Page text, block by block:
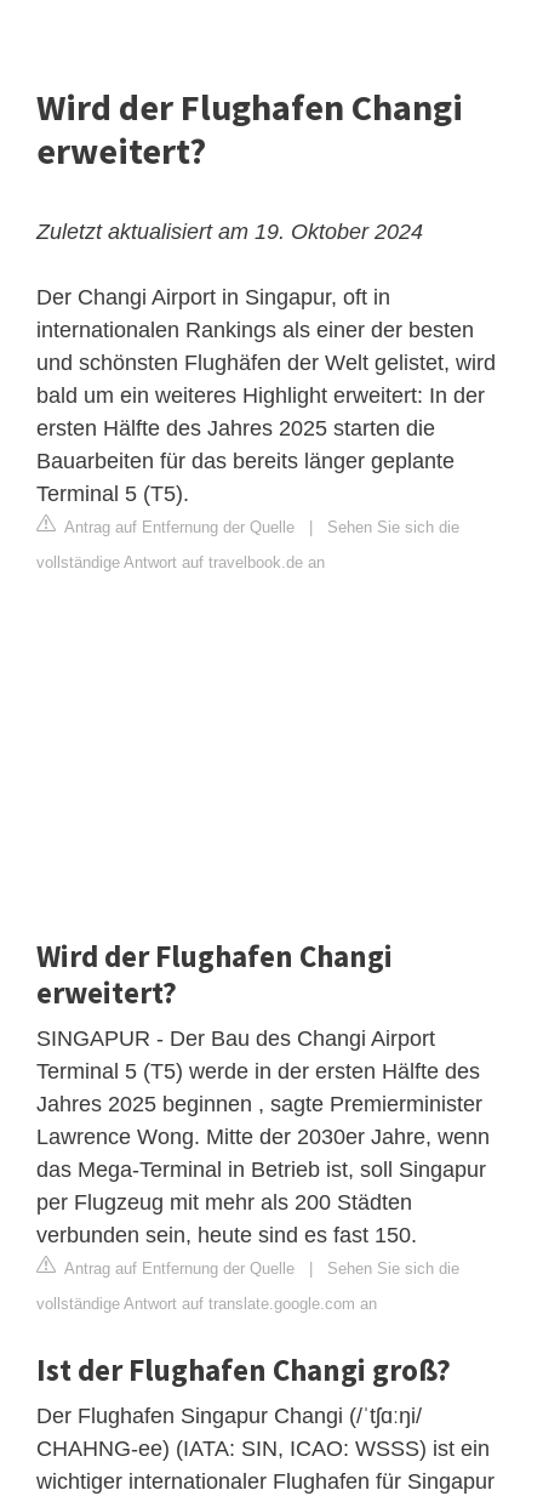
Wird der Flughafen Changi
erweitert?
Zuletzt aktualisiert am 19. Oktober 2024
Der Changi Airport in Singapur, oft in
internationalen Rankings als einer der besten
und schönsten Flughäfen der Welt gelistet, wird
bald um ein weiteres Highlight erweitert: In der
ersten Hälfte des Jahres 2025 starten die
Bauarbeiten für das bereits länger geplante
Terminal 5 (T5).
Antrag auf Entfernung der Quelle
Sehen Sie sich die
vollständige Antwort auf travelbook.de an
Wird der Flughafen Changi
erweitert?
SINGAPUR - Der Bau des Changi Airport
Terminal 5 (T5) werde in der ersten Hälfte des
Jahres 2025 beginnen , sagte Premierminister
Lawrence Wong. Mitte der 2030er Jahre, wenn
das Mega-Terminal in Betrieb ist, soll Singapur
per Flugzeug mit mehr als 200 Städten
verbunden sein, heute sind es fast 150.
Antrag auf Entfernung der Quelle
Sehen Sie sich die
vollständige Antwort auf translate.google.com an
Ist der Flughafen Changi groß?
Der Flughafen Singapur Changi (/ˈtʃɑːŋi/
CHAHNG-ee) (IATA: SIN, ICAO: WSSS) ist ein
wichtiger internationaler Flughafen für Singapur